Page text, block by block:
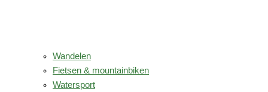
Wandelen
Fietsen & mountainbiken
Watersport